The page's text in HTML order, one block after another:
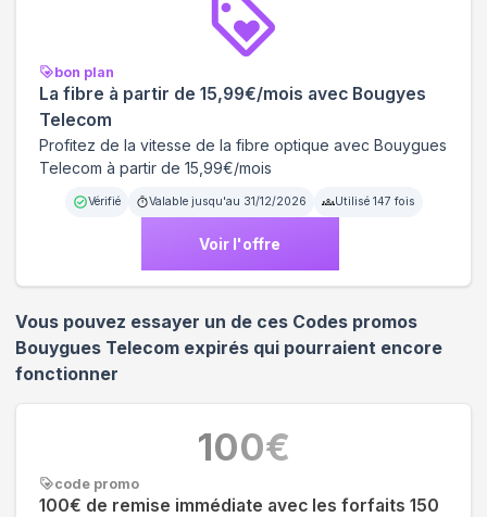
bon plan
La fibre à partir de 15,99€/mois avec Bougyes
Telecom
Profitez de la vitesse de la fibre optique avec Bouygues
Telecom à partir de 15,99€/mois
Vérifié Valable jusqu'au 31/12/2026 Utilisé 147 fois
Voir l'offre
Vous pouvez essayer un de ces Codes promos
Bouygues Telecom expirés qui pourraient encore
fonctionner
code promo
100€ de remise immédiate avec les forfaits 150
100€